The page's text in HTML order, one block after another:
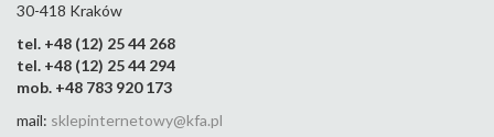
30-418 Kraków
tel. +48 (12) 25 44 268
tel. +48 (12) 25 44 294
mob. +48 783 920 173
mail: sklepinternetowy@kfa.pl